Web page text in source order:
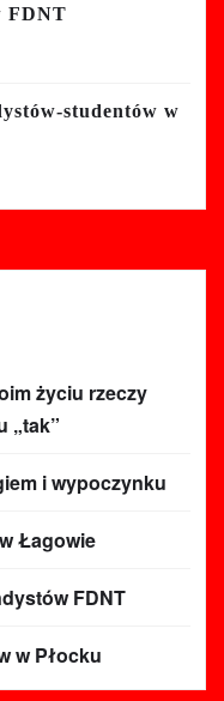
FDNT
studentów w
życiu rzeczy
„tak”
i wypoczynku
Łagowie
FDNT
w Płocku